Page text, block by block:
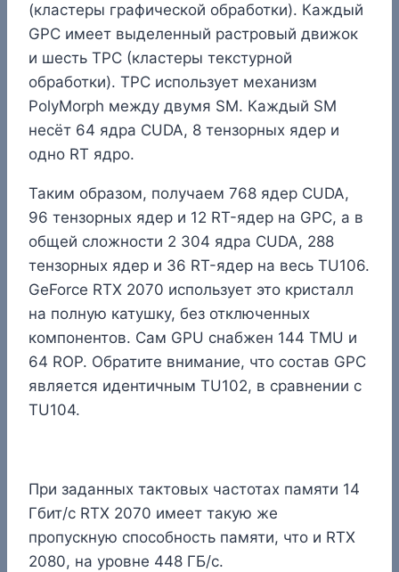
(кластеры графической обработки). Каждый
GPC имеет выделенный растровый движок
и шесть TPC (кластеры текстурной
обработки). TPC использует механизм
PolyMorph между двумя SM. Каждый SM
несёт 64 ядра CUDA, 8 тензорных ядер и
одно RT ядро.
Таким образом, получаем 768 ядер CUDA,
96 тензорных ядер и 12 RT-ядер на GPC, а в
общей сложности 2 304 ядра CUDA, 288
тензорных ядер и 36 RT-ядер на весь TU106.
GeForce RTX 2070 использует это кристалл
на полную катушку, без отключенных
компонентов. Сам GPU снабжен 144 TMU и
64 ROP. Обратите внимание, что состав GPC
является идентичным TU102, в сравнении с
TU104.
При заданных тактовых частотах памяти 14
Гбит/с RTX 2070 имеет такую же
пропускную способность памяти, что и RTX
2080, на уровне 448 ГБ/с.